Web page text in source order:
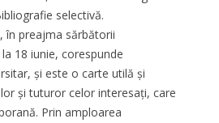
selectivă.
în preajma sărbătorii
18 iunie, corespunde
și este o carte utilă și
și tuturor celor interesați, care
Prin amploarea